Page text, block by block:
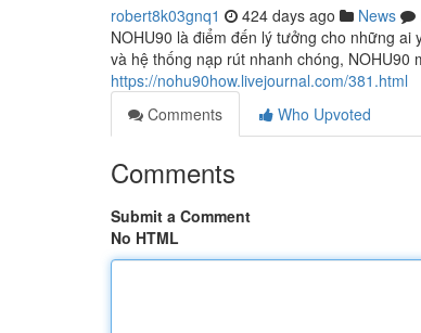
robert8k03gnq1 424 days ago News
NOHU90 là điểm đến lý tưởng cho những
và hệ thống nạp rút nhanh chóng,
https://nohu90how.livejournal.com/381.html
Comments
Who Upvoted
Comments
Submit a Comment
No HTML